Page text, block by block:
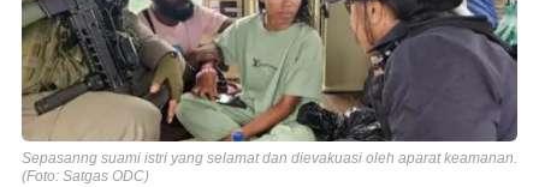
Sepasanng suami istri yang selamat dan dievakuasi oleh aparat keamanan.
(Foto: Satgas ODC)